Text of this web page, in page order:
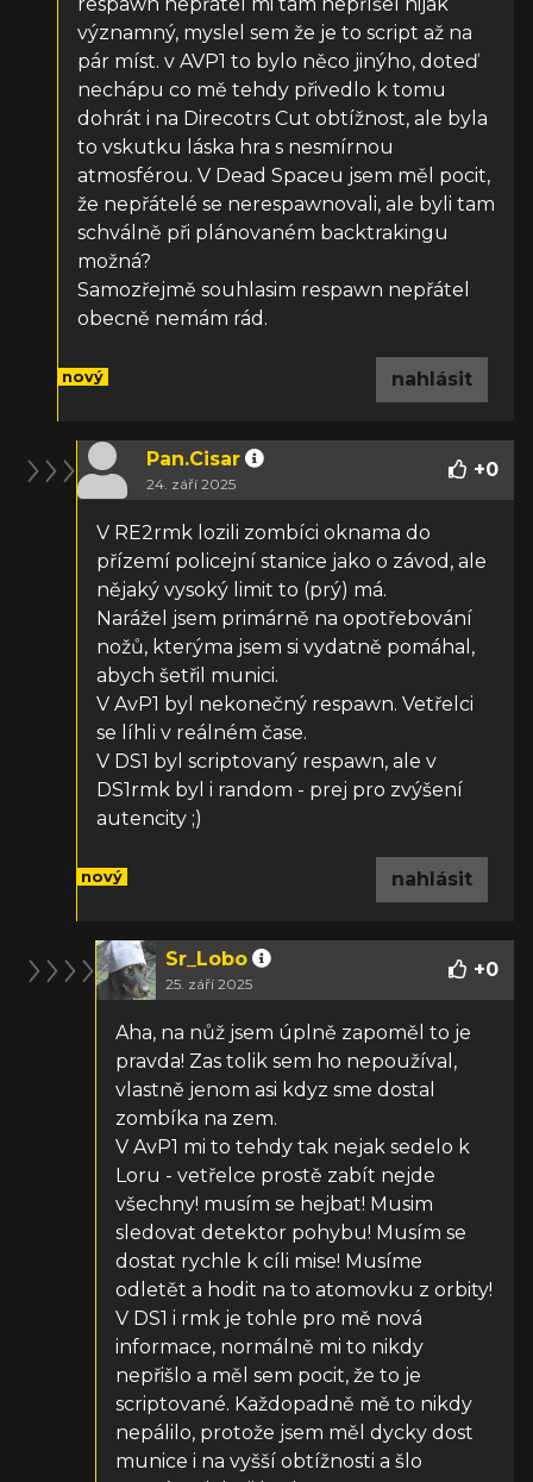
významný, myslel sem že je to script až na
pár míst. v AVP1 to bylo něco jinýho, doteď
nechápu co mě tehdy přivedlo k tomu
dohrát i na Direcotrs Cut obtížnost, ale byla
to vskutku láska hra s nesmírnou
atmosférou. V Dead Spaceu jsem měl pocit,
že nepřátelé se nerespawnovali, ale byli tam
schválně při plánovaném backtrakingu
možná?
Samozřejmě souhlasim respawn nepřátel
obecně nemám rád.
nový nahlásit
Pan.Cisar
24. září 2025
+0
V RE2rmk lozili zombíci oknama do
přízemí policejní stanice jako o závod, ale
nějaký vysoký limit to (prý) má.
Narážel jsem primárně na opotřebování
nožů, kterýma jsem si vydatně pomáhal,
abych šetřil munici.
V AvP1 byl nekonečný respawn. Vetřelci
se líhli v reálném čase.
V DS1 byl scriptovaný respawn, ale v
DS1rmk byl i random - prej pro zvýšení
autencity ;)
nový nahlásit
Sr_Lobo
25. září 2025
+0
Aha, na nůž jsem úplně zapoměl to je
pravda! Zas tolik sem ho nepoužíval,
vlastně jenom asi kdyz sme dostal
zombíka na zem.
V AvP1 mi to tehdy tak nejak sedelo k
Loru - vetřelce prostě zabít nejde
všechny! musím se hejbat! Musim
sledovat detektor pohybu! Musím se
dostat rychle k cíli mise! Musíme
odletět a hodit na to atomovku z orbity!
V DS1 i rmk je tohle pro mě nová
informace, normálně mi to nikdy
nepřišlo a měl sem pocit, že to je
scriptované. Každopadně mě to nikdy
nepálilo, protože jsem měl dycky dost
munice i na vyšší obtížnosti a šlo